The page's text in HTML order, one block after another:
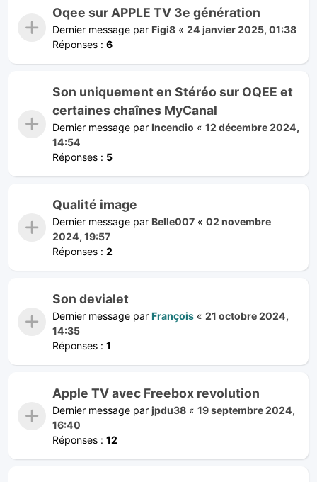
Oqee sur APPLE TV 3e génération
Dernier message par Figi8 « 24 janvier 2025, 01:38
Réponses : 6
Son uniquement en Stéréo sur OQEE et
certaines chaînes MyCanal
Dernier message par Incendio « 12 décembre 2024,
14:54
Réponses : 5
Qualité image
Dernier message par Belle007 « 02 novembre
2024, 19:57
Réponses : 2
Son devialet
Dernier message par François « 21 octobre 2024,
14:35
Réponses : 1
Apple TV avec Freebox revolution
Dernier message par jpdu38 « 19 septembre 2024,
16:40
Réponses : 12